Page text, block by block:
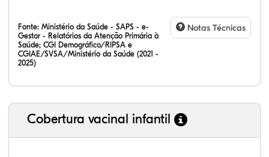
Fonte: Ministério da Saúde - SAPS - e-
Gestor - Relatórios da Atenção Primária à
Saúde; CGI Demográfico/RIPSA e
CGIAE/SVSA/Ministério da Saúde (2021 -
2025)
Notas Técnicas
Cobertura vacinal infantil